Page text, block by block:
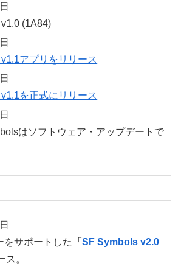
(1A84)
アプリをリリース
を正式にリリース
はソフトウェア・アップデートで
サポートした
「SF Symbols v2.0
ス。